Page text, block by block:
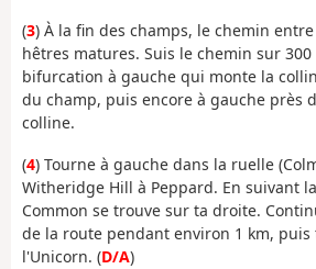
(3) À la fin des champs, le chemin
hêtres matures. Suis le chemin sur
bifurcation à gauche qui monte la
du champ, puis encore à gauche près
colline.
(4) Tourne à gauche dans la ruelle
Witheridge Hill à Peppard. En suivant
Common se trouve sur ta droite.
de la route pendant environ 1 km, puis
l'Unicorn. (D/A)